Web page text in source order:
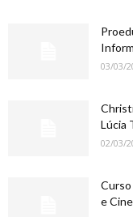
03/03/
Lúcia
02/03/
e